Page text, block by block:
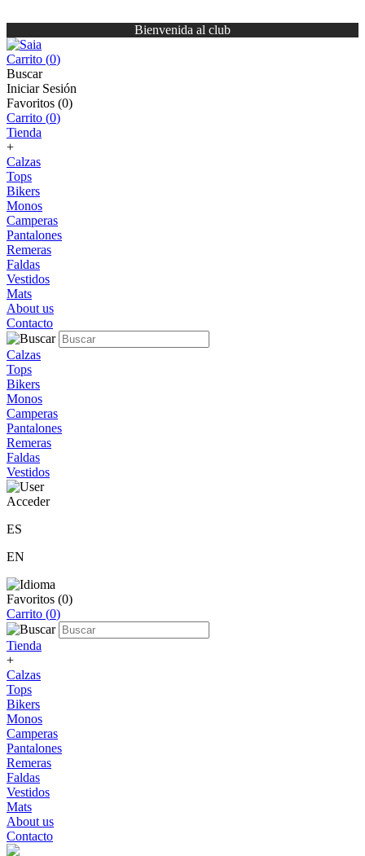
Bienvenida al club
Carrito (0)
Buscar
Iniciar Sesión
Favoritos (0)
Carrito (0)
Tienda
+
Calzas
Tops
Bikers
Monos
Camperas
Pantalones
Remeras
Faldas
Vestidos
Mats
About us
Contacto
Calzas
Tops
Bikers
Monos
Camperas
Pantalones
Remeras
Faldas
Vestidos
Acceder
ES
EN
Favoritos (0)
Carrito (0)
Tienda
+
Calzas
Tops
Bikers
Monos
Camperas
Pantalones
Remeras
Faldas
Vestidos
Mats
About us
Contacto